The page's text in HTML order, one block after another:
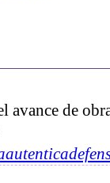
avance de